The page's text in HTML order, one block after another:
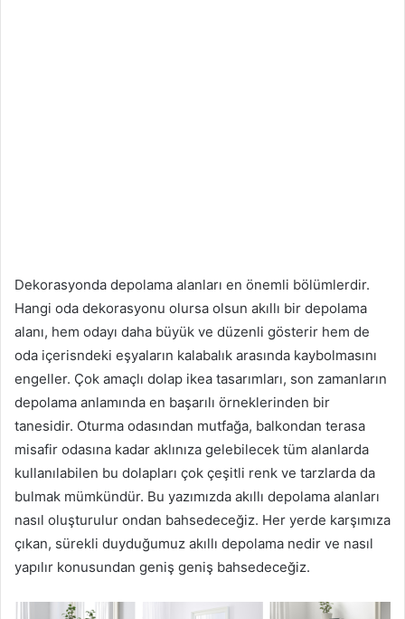
Dekorasyonda depolama alanları en önemli bölümlerdir.
Hangi oda dekorasyonu olursa olsun akıllı bir depolama
alanı, hem odayı daha büyük ve düzenli gösterir hem de
oda içerisndeki eşyaların kalabalık arasında kaybolmasını
engeller. Çok amaçlı dolap ikea tasarımları, son zamanların
depolama anlamında en başarılı örneklerinden bir
tanesidir. Oturma odasından mutfağa, balkondan terasa
misafir odasına kadar aklınıza gelebilecek tüm alanlarda
kullanılabilen bu dolapları çok çeşitli renk ve tarzlarda da
bulmak mümkündür. Bu yazımızda akıllı depolama alanları
nasıl oluşturulur ondan bahsedeceğiz. Her yerde karşımıza
çıkan, sürekli duyduğumuz akıllı depolama nedir ve nasıl
yapılır konusundan geniş geniş bahsedeceğiz.